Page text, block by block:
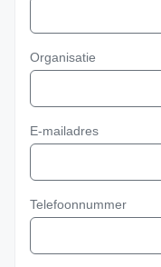
Organisatie
E-mailadres
Telefoonnummer